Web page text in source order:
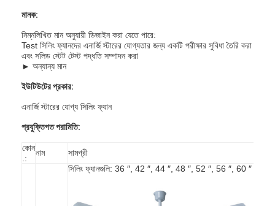
মানক:
নিম্নলিখিত মান অনুযায়ী ডিজাইন করা যেতে পারে:
Test সিলিং ফ্যানদের এনার্জি স্টারের যোগ্যতার জন্য একটি পরীক্ষার সুবিধা তৈরি করা
এবং সলিড স্টেট টেস্ট পদ্ধতি সম্পাদন করা
► অন্যান্য মান
ইউটিউটের প্রকার:
এনার্জি স্টারের যোগ্য সিলিং ফ্যান
প্রযুক্তিগত পরামিতি:
কোন
.:
নাম সামগ্রী
সিলিং ফ্যানগুলি: 36 ″, 42 ″, 44 ″, 48 ″, 52 ″, 56 ″, 60 ″